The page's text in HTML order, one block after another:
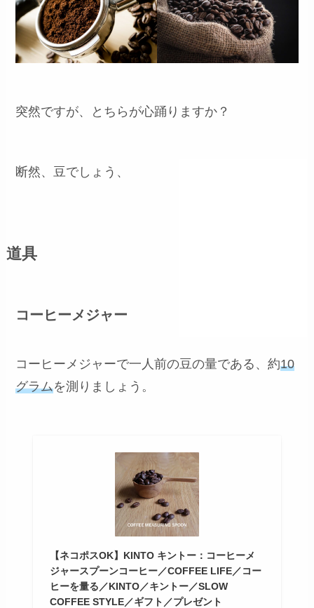
突然ですが、とちらが心踊りますか？
断然、豆でしょう、
道具
コーヒーメジャー
コーヒーメジャーで一人前の豆の量である、約10
グラムを測りましょう。
【ネコポスOK】KINTO キントー：コーヒーメ
ジャースプーンコーヒー／COFFEE LIFE／コー
ヒーを量る／KINTO／キントー／SLOW
COFFEE STYLE／ギフト／プレゼント